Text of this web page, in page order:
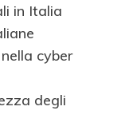
in Italia
cyber
degli